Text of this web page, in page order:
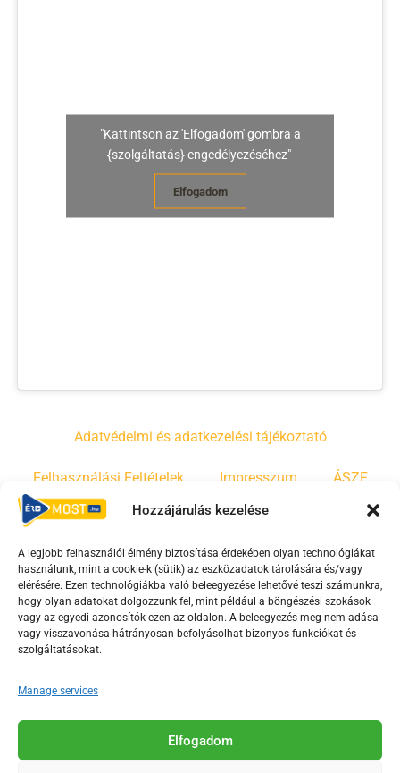
Hozzájárulás kezelése
A legjobb felhasználói élmény biztosítása érdekében olyan technológiákat
használunk, mint a cookie-k (sütik) az eszközadatok tárolására és/vagy
elérésére. Ezen technológiákba való beleegyezése lehetővé teszi számunkra,
hogy olyan adatokat dolgozzunk fel, mint például a böngészési szokások
vagy az egyedi azonosítók ezen az oldalon. A beleegyezés meg nem adása
vagy visszavonása hátrányosan befolyásolhat bizonyos funkciókat és
szolgáltatásokat.
Manage services
Elfogadom
"Kattintson az 'Elfogadom' gombra a
{szolgáltatás} engedélyezéséhez"
Elfogadom
Adatvédelmi és adatkezelési tájékoztató
Felhasználási Feltételek Impresszum ÁSZF
Irányelvek Moderálási szabályzat
F
a
c
e
o
o
-
Y
o
u
t
b
e
s
T
i
k
Az Érd Média médiaszolgáltatási tevékenységét a
Médiatanács a Magyar Média Mecenatúra program